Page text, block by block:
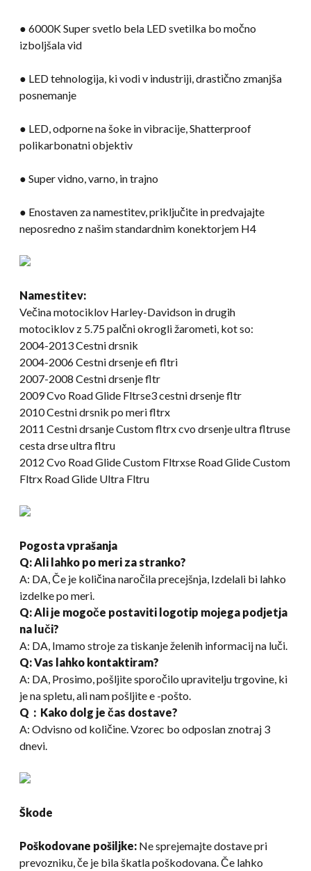
● 6000K Super svetlo bela LED svetilka bo močno
izboljšala vid
● LED tehnologija, ki vodi v industriji, drastično zmanjša
posnemanje
● LED, odporne na šoke in vibracije, Shatterproof
polikarbonatni objektiv
● Super vidno, varno, in trajno
● Enostaven za namestitev, priključite in predvajajte
neposredno z našim standardnim konektorjem H4
Namestitev:
Večina motociklov Harley-Davidson in drugih
motociklov z 5.75 palčni okrogli žarometi, kot so:
2004-2013 Cestni drsnik
2004-2006 Cestni drsenje efi fltri
2007-2008 Cestni drsenje fltr
2009 Cvo Road Glide Fltrse3 cestni drsenje fltr
2010 Cestni drsnik po meri fltrx
2011 Cestni drsanje Custom fltrx cvo drsenje ultra fltruse
cesta drse ultra fltru
2012 Cvo Road Glide Custom Fltrxse Road Glide Custom
Fltrx Road Glide Ultra Fltru
Pogosta vprašanja
Q: Ali lahko po meri za stranko?
A: DA, Če je količina naročila precejšnja, Izdelali bi lahko
izdelke po meri.
Q: Ali je mogoče postaviti logotip mojega podjetja
na luči?
A: DA, Imamo stroje za tiskanje želenih informacij na luči.
Q: Vas lahko kontaktiram?
A: DA, Prosimo, pošljite sporočilo upravitelju trgovine, ki
je na spletu, ali nam pošljite e -pošto.
Q：Kako dolg je čas dostave?
A: Odvisno od količine. Vzorec bo odposlan znotraj 3
dnevi.
Škode
Poškodovane pošiljke: Ne sprejemajte dostave pri
prevozniku, če je bila škatla poškodovana. Če lahko